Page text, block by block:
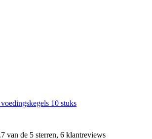
10 stuks
van de 5 sterren, 6 klantreviews